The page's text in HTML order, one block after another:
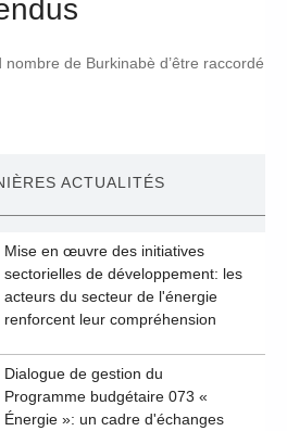
de Burkinabè d’être raccordé
ACTUALITÉS
Mise en œuvre des initiatives
sectorielles de développement: les
acteurs du secteur de l'énergie
renforcent leur compréhension
Dialogue de gestion du
Programme budgétaire 073 «
Énergie »: un cadre d'échanges